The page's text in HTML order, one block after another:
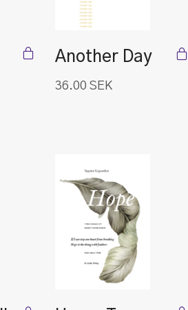
Another Day
36.00 SEK